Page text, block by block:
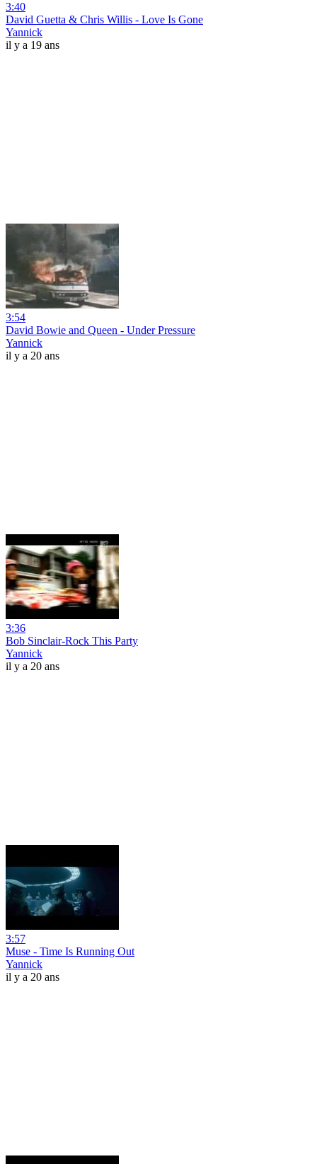
3:40
David Guetta & Chris Willis - Love Is Gone
Yannick
il y a 19 ans
3:54
David Bowie and Queen - Under Pressure
Yannick
il y a 20 ans
3:36
Bob Sinclair-Rock This Party
Yannick
il y a 20 ans
3:57
Muse - Time Is Running Out
Yannick
il y a 20 ans